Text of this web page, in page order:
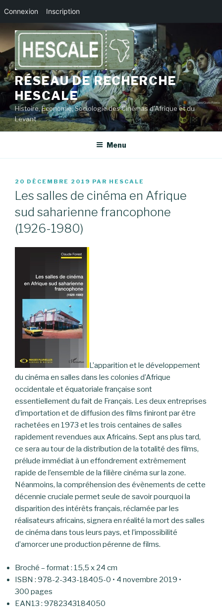
Connexion Inscription
au
contenu
principal
RÉSEAU DE RECHERCHE
HESCALE
Histoire, Économie, Sociologie des Cinémas d'Afrique et du
Levant
Menu
PUBLIÉ
LE
20 DÉCEMBRE 2019 PAR HESCALE
Les salles de cinéma en Afrique
sud saharienne francophone
(1926-1980)
L’apparition et le développement
du cinéma en salles dans les colonies d’Afrique
occidentale et équatoriale française sont
essentiellement du fait de Français. Les deux entreprises
d’importation et de diffusion des films finiront par être
rachetées en 1973 et les trois centaines de salles
rapidement revendues aux Africains. Sept ans plus tard,
ce sera au tour de la distribution de la totalité des films,
prélude immédiat à un effondrement extrêmement
rapide de l’ensemble de la filière cinéma sur la zone.
Néanmoins, la compréhension des évènements de cette
décennie cruciale permet seule de savoir pourquoi la
disparition des intérêts français, réclamée par les
réalisateurs africains, signera en réalité la mort des salles
de cinéma dans tous leurs pays, et l’impossibilité
d’amorcer une production pérenne de films.
Broché – format : 15,5 x 24 cm
ISBN : 978-2-343-18405-0 • 4 novembre 2019 •
300 pages
EAN13 : 9782343184050